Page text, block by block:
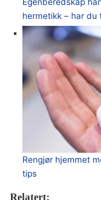
hermetikk – har du
Rengjør hjemmet
tips
Relatert: